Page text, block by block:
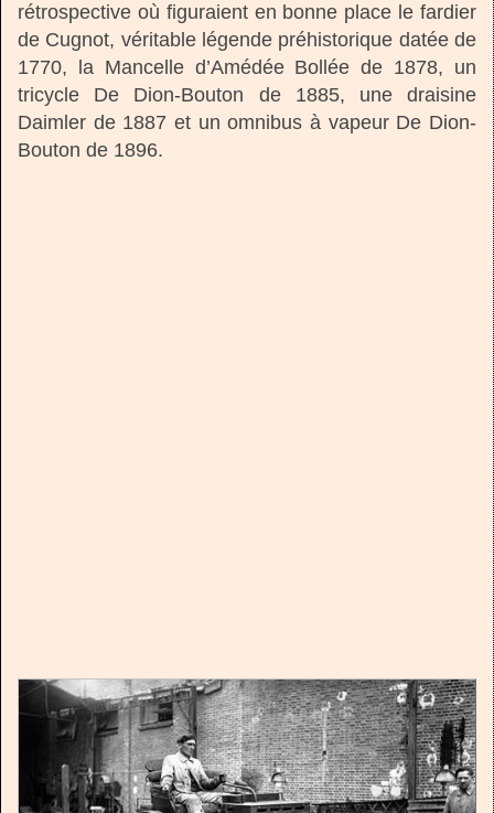
rétrospective où figuraient en bonne place le fardier
de Cugnot, véritable légende préhistorique datée de
1770, la Mancelle d’Amédée Bollée de 1878, un
tricycle De Dion-Bouton de 1885, une draisine
Daimler de 1887 et un omnibus à vapeur De Dion-
Bouton de 1896.